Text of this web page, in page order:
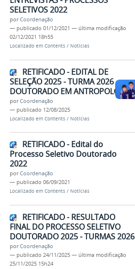
SELETIVOS 2022
porCoordenação
— publicado 01/12/2021 — última modificação
02/12/2021 18h55
Localizado em Contents / Notícias
RETIFICADO - EDITAL DE
SELEÇÃO 2025 - TURMA 2026 -
DOUTORADO EM ANTROPOLOGIA
porCoordenação
— publicado 12/08/2025
Localizado em Contents / Notícias
RETIFICADO - Edital do
Processo Seletivo Doutorado
2022
porCoordenação
— publicado 06/09/2021
Localizado em Contents / Notícias
RETIFICADO - RESULTADO
FINAL DO PROCESSO SELETIVO
DOUTORADO 2025 - TURMAS 2026
porCoordenação
— publicado 24/11/2025 — última modificação
25/11/2025 15h24